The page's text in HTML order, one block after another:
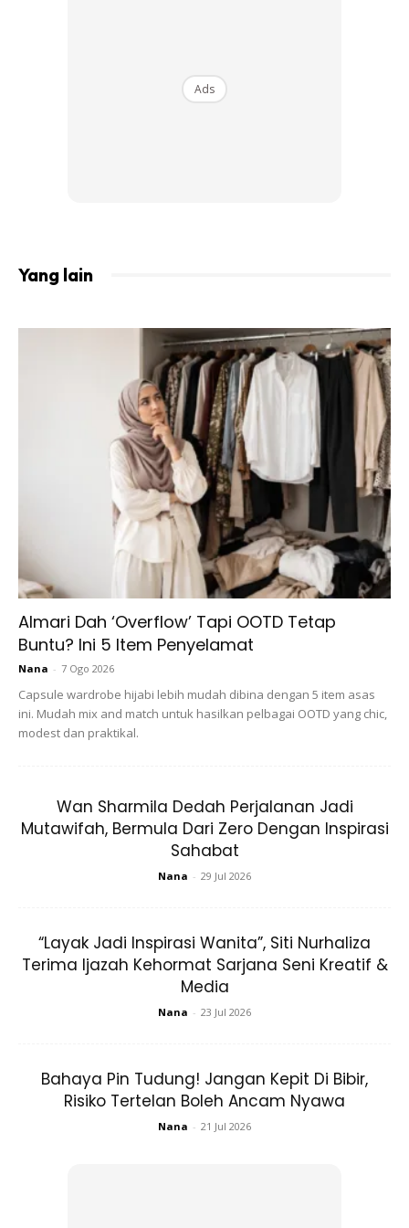
menyebabkan seseorang itu mengalami masalah memori.
aktiviti merokok dan dada terlarang akan menyebabkan
gangguan memori berlaku. Selain itu, merokok menyekat
jumlah oksigen yang lalu masuk ke dalam otak. Dadah pula
boleh mengubah struktur kimia yang berada di dalam otak
dan menyebabkan dia sukar mengingati sesuatu!
3. Tidak cukup tidur
Apabila seseorang itu mempunyai masalah kurang tidur, ia
boleh menyumbang anda kepada gangguan memori.
yang baik.
Ads
Ads
Yang lain
Almari Dah ‘Overflow’ Tapi OOTD Tetap
Buntu? Ini 5 Item Penyelamat
Nana - 7 Ogo 2026
Capsule wardrobe hijabi lebih mudah dibina dengan 5 item asas
ini. Mudah mix and match untuk hasilkan pelbagai OOTD yang chic,
modest dan praktikal.
Wan Sharmila Dedah Perjalanan Jadi
Mutawifah, Bermula Dari Zero Dengan Inspirasi
Sahabat
Nana - 29 Jul 2026
“Layak Jadi Inspirasi Wanita”, Siti Nurhaliza
Terima Ijazah Kehormat Sarjana Seni Kreatif &
Media
Nana - 23 Jul 2026
Bahaya Pin Tudung! Jangan Kepit Di Bibir,
Risiko Tertelan Boleh Ancam Nyawa
Nana - 21 Jul 2026